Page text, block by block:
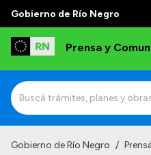
Gobierno de Río Negro
Prensa y
Gobierno de Río Negro /